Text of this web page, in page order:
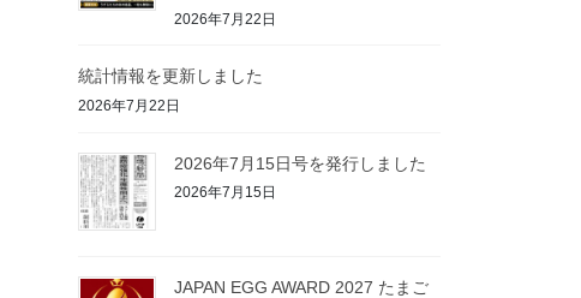
2026年7月22日
統計情報を更新しました
2026年7月22日
2026年7月15日号を発行しました
2026年7月15日
JAPAN EGG AWARD 2027 たまご